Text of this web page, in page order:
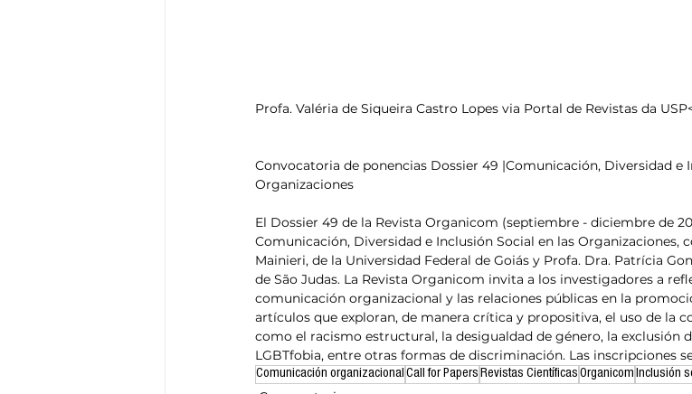
Profa. Valéria de Siqueira Castro Lopes via Portal de Revistas da
Convocatoria de ponencias Dossier 49 |Comunicación, Diversidad e
Organizaciones
El Dossier 49 de la Revista Organicom (septiembre - diciembre de
Comunicación, Diversidad e Inclusión Social en las Organizaciones,
Mainieri, de la Universidad Federal de Goiás y Profa. Dra. Patrícia
de São Judas. La Revista Organicom invita a los investigadores a
comunicación organizacional y las relaciones públicas en la
artículos que exploran, de manera crítica y propositiva, el uso de la
como el racismo estructural, la desigualdad de género, la exclusión
LGBTfobia, entre otras formas de discriminación. Las inscripciones
Comunicación organizacional Call for Papers Revistas Científicas Organicom Inclusión